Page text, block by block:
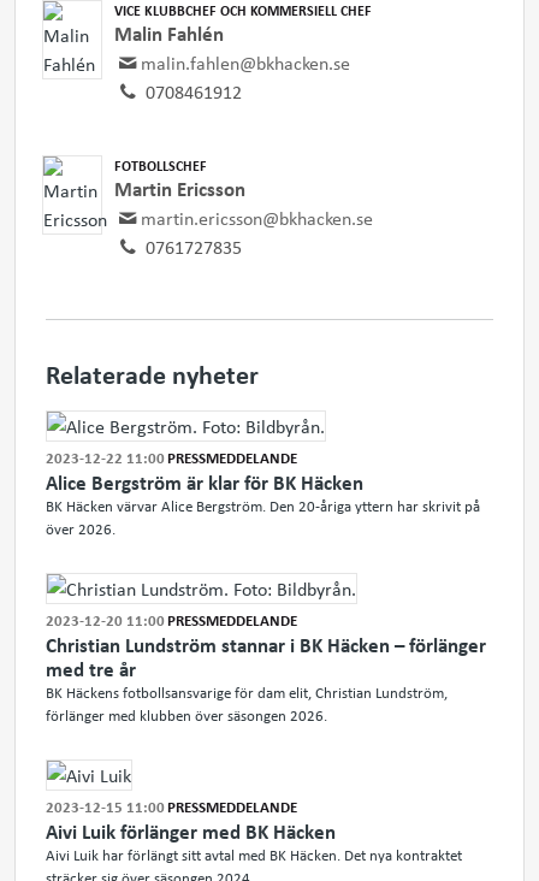
VICE KLUBBCHEF OCH KOMMERSIELL CHEF
Malin Fahlén
malin.fahlen@bkhacken.se
0708461912
FOTBOLLSCHEF
Martin Ericsson
martin.ericsson@bkhacken.se
0761727835
Relaterade nyheter
2023-12-22 11:00PRESSMEDDELANDE
Alice Bergström är klar för BK Häcken
BK Häcken värvar Alice Bergström. Den 20-åriga yttern har skrivit på
över 2026.
2023-12-20 11:00PRESSMEDDELANDE
Christian Lundström stannar i BK Häcken – förlänger
med tre år
BK Häckens fotbollsansvarige för dam elit, Christian Lundström,
förlänger med klubben över säsongen 2026.
2023-12-15 11:00PRESSMEDDELANDE
Aivi Luik förlänger med BK Häcken
Aivi Luik har förlängt sitt avtal med BK Häcken. Det nya kontraktet